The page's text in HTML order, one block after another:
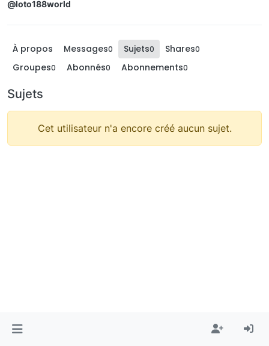
@loto188world
À propos Messages0 Sujets0 Shares0
Groupes0 Abonnés0 Abonnements0
Sujets
Cet utilisateur n'a encore créé aucun sujet.